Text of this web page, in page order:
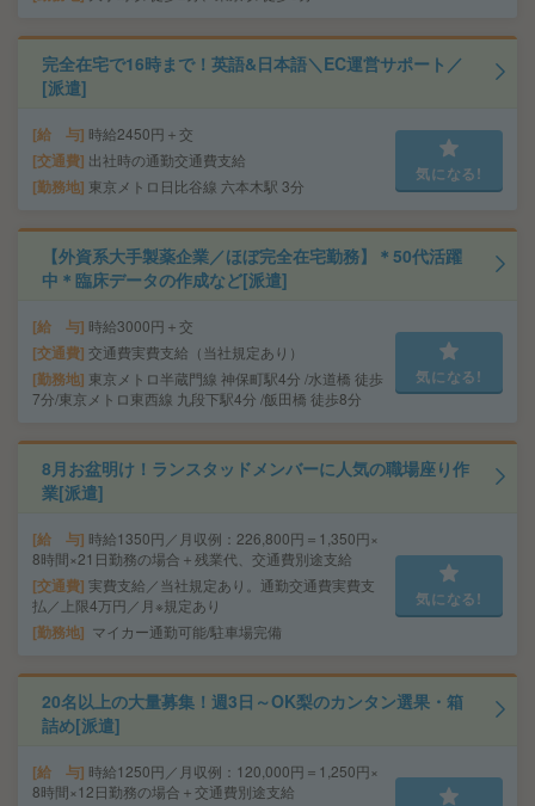
完全在宅で16時まで！英語&日本語＼EC運営サポート／
[派遣]
給 与 時給2450円＋交
交通費 出社時の通勤交通費支給
勤務地 東京メトロ日比谷線 六本木駅 3分
気になる!
【外資系大手製薬企業／ほぼ完全在宅勤務】＊50代活躍
中＊臨床データの作成など[派遣]
給 与 時給3000円＋交
交通費 交通費実費支給（当社規定あり）
勤務地 東京メトロ半蔵門線 神保町駅4分 /水道橋 徒歩
7分/東京メトロ東西線 九段下駅4分 /飯田橋 徒歩8分
気になる!
8月お盆明け！ランスタッドメンバーに人気の職場座り作
業[派遣]
給 与 時給1350円／月収例：226,800円＝1,350円×
8時間×21日勤務の場合＋残業代、交通費別途支給
交通費 実費支給／当社規定あり。通勤交通費実費支
払／上限4万円／月※規定あり
勤務地 マイカー通勤可能/駐車場完備
気になる!
20名以上の大量募集！週3日～OK梨のカンタン選果・箱
詰め[派遣]
給 与 時給1250円／月収例：120,000円＝1,250円×
8時間×12日勤務の場合＋交通費別途支給